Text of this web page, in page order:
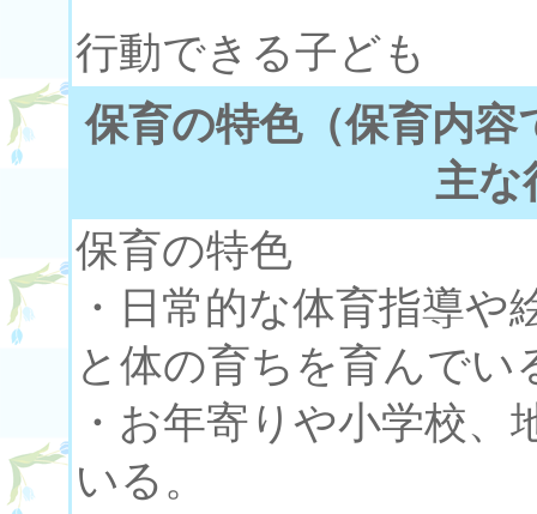
行動できる子ども
保育の特色（保育内
主な
保育の特色
・日常的な体育指導
と体の育ちを育んでい
・お年寄りや小学校
いる。